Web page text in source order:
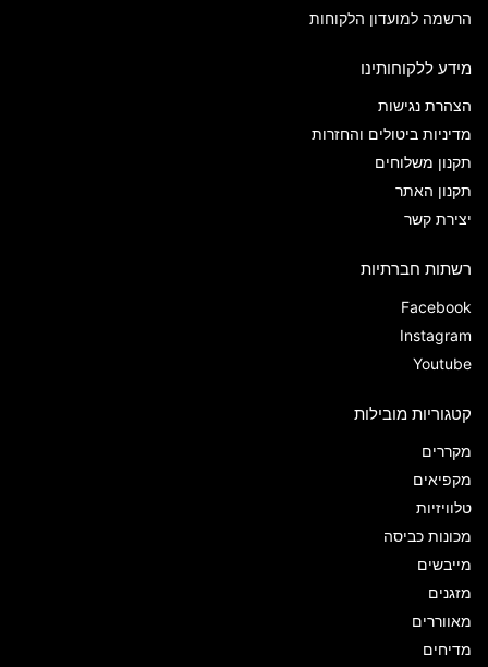
הרשמה למועדון הלקוחות
מידע ללקוחותינו
הצהרת נגישות
מדיניות ביטולים והחזרות
תקנון משלוחים
תקנון האתר
יצירת קשר
רשתות חברתיות
Facebook
Instagram
Youtube
קטגוריות מובילות
מקררים
מקפיאים
טלוויזיות
מכונות כביסה
מייבשים
מזגנים
מאווררים
מדיחים